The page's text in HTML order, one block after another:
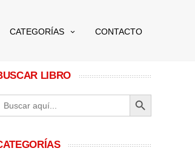
CATEGORÍAS CONTACTO
LIBRO
BOTÓN DE